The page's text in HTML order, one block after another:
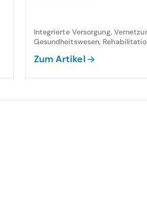
Integrierte Versorgung,
Gesundheitswesen,
Zum Artikel